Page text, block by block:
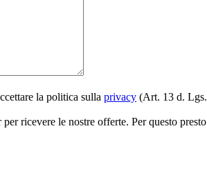
la politica sulla privacy (Art. 13 d.
ricevere le nostre offerte. Per questo